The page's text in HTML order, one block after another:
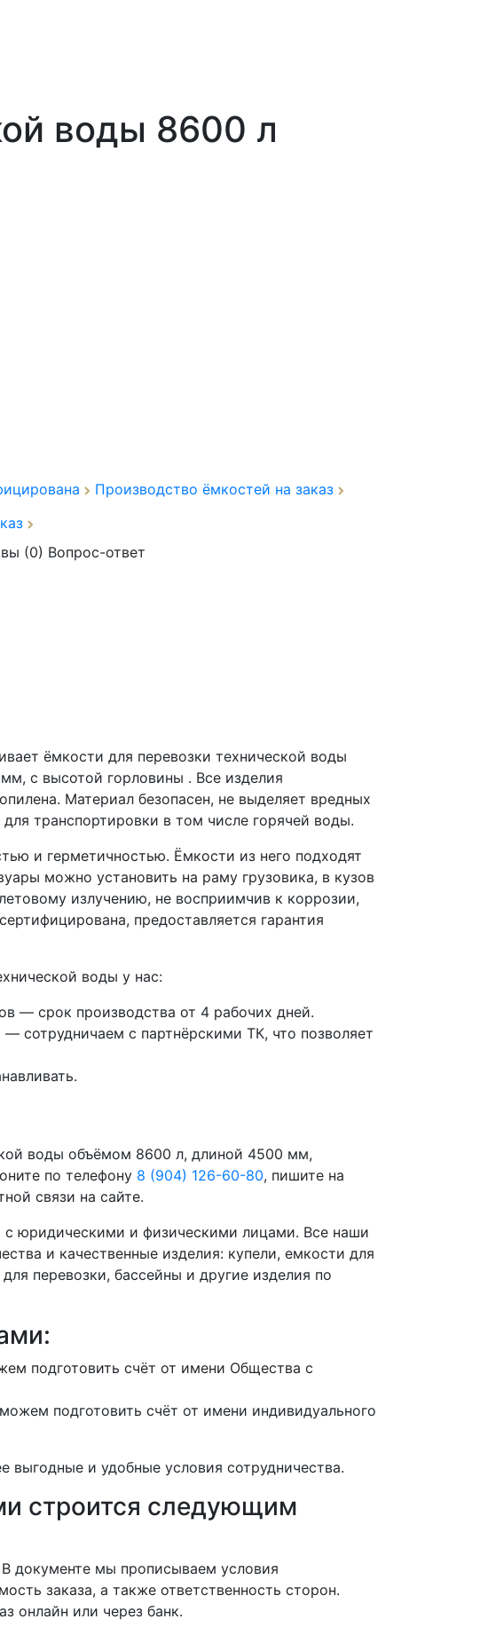
воды 8600 л
Производство ёмкостей на заказ
(0) Вопрос-ответ
ёмкости для перевозки технической воды
с высотой горловины . Все изделия
Материал безопасен, не выделяет вредных
транспортировки в том числе горячей воды.
и герметичностью. Ёмкости из него подходят
можно установить на раму грузовика, в кузов
излучению, не восприимчив к коррозии,
предоставляется гарантия
воды у нас:
— срок производства от 4 рабочих дней.
сотрудничаем с партнёрскими ТК, что позволяет
воды объёмом 8600 л, длиной 4500 мм,
по телефону 8 (904) 126-60-80, пишите на
связи на сайте.
с юридическими и физическими лицами. Все наши
и качественные изделия: купели, емкости для
перевозки, бассейны и другие изделия по
подготовить счёт от имени Общества с
подготовить счёт от имени индивидуального
выгодные и удобные условия сотрудничества.
строится следующим
документе мы прописываем условия
заказа, а также ответственность сторон.
онлайн или через банк.